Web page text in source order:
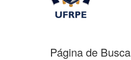
Página de Busca